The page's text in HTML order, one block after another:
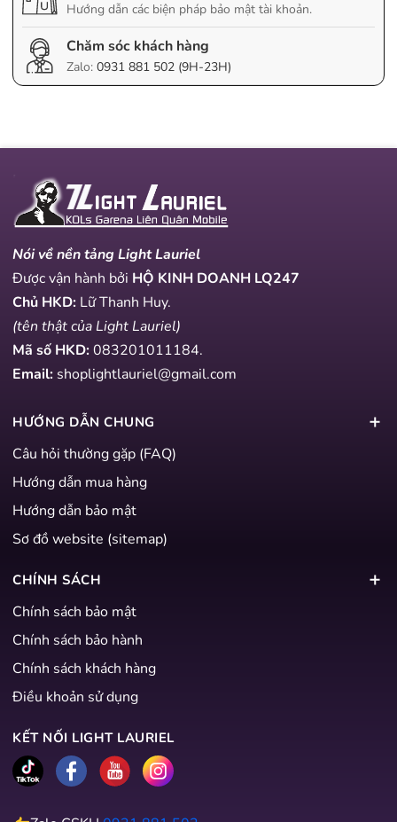
Hướng dẫn các biện pháp bảo mật tài khoản.
Chăm sóc khách hàng
Zalo: 0931 881 502 (9H-23H)
Nói về nền tảng Light Lauriel
Được vận hành bởi HỘ KINH DOANH LQ247
Chủ HKD: Lữ Thanh Huy.
(tên thật của Light Lauriel)
Mã số HKD:083201011184.
Email: shoplightlauriel@gmail.com
HƯỚNG DẪN CHUNG
Câu hỏi thường gặp (FAQ)
Hướng dẫn mua hàng
Hướng dẫn bảo mật
Sơ đồ website (sitemap)
CHÍNH SÁCH
Chính sách bảo mật
Chính sách bảo hành
Chính sách khách hàng
Điều khoản sử dụng
KẾT NỐI LIGHT LAURIEL